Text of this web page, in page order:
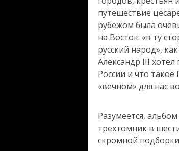
путешествие
рубежом была
на Восток: «в ту
русский народ»,
Александр III
России и что такое
«вечном» для нас
Разумеется,
трехтомник в
скромной